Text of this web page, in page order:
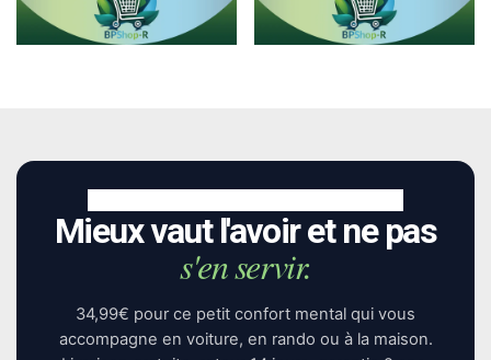
11 €
→
8 €
→
Mieux vaut l'avoir et ne pas
s'en servir.
34,99€ pour ce petit confort mental qui vous
accompagne en voiture, en rando ou à la maison.